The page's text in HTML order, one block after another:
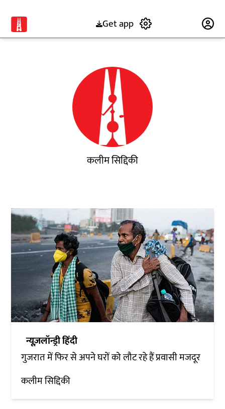
Get app
कलीम सिद्दिकी
न्यूज़लॉन्ड्री हिंदी
गुजरात में फिर से अपने घरों को लौट रहे हैं प्रवासी मजदूर
कलीम सिद्दिकी